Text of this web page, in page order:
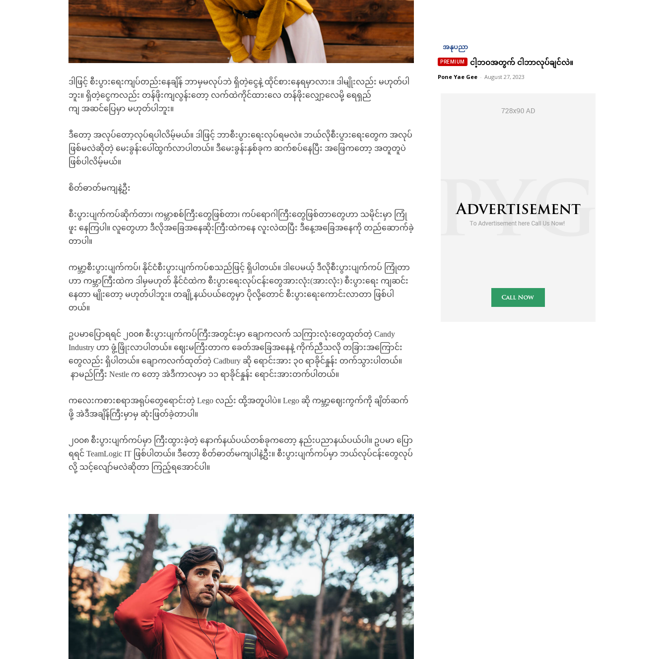
Praesent euismod ac
Ut mollis pellentesque tortor
Nullam eu erat condimentum
Donec quis est ac felis
Orci varius natoque dolor
Etiam est nibh, lobortis sit
Praesent euismod ac
Ut mollis pellentesque tortor
Nullam eu erat condimentum
Donec quis est ac felis
Orci varius natoque dolor
Praesent euismod ac
Ut mollis pellentesque tortor
Nullam eu erat condimentum
Donec quis est ac felis
Orci varius natoque dolor
Etiam est nibh, lobortis sit
Praesent euismod ac
Ut mollis pellentesque tortor
Nullam eu erat condimentum
Donec quis est ac felis
Orci varius natoque dolor
ဒါဖြင့် စီးပွားရေးကျပ်တည်းနေချိန် ဘာမှမလုပ်ဘဲ ရှိတဲ့ငွေနဲ့ ထိုင်စားနေရမှာလား။ ဒါမျိုးလည်း မဟုတ်ပါ
ဘူး။ ရှိတဲ့ငွေကလည်း တန်ဖိုးကျလွန်းတော့ လက်ထဲကိုင်ထားလေ တန်ဖိုးလျှော့လေမို့ ရေရှည်
ကျ အဆင်ပြေမှာ မဟုတ်ပါဘူး။
ဒီတော့ အလုပ်တော့လုပ်ရပါလိမ့်မယ်။ ဒါဖြင့် ဘာစီးပွားရေးလုပ်ရမလဲ။ ဘယ်လိုစီးပွားရေးတွေက အလုပ်
ဖြစ်မလဲဆိုတဲ့ မေးခွန်းပေါ်ထွက်လာပါတယ်။ ဒီမေးခွန်းနှစ်ခုက ဆက်စပ်နေပြီး အဖြေကတော့ အတူတူပဲ
ဖြစ်ပါလိမ့်မယ်။
စိတ်ဓာတ်မကျနဲ့ဦး
စီးပွားပျက်ကပ်ဆိုက်တာ၊ ကမ္ဘာစစ်ကြီးတွေဖြစ်တာ၊ ကပ်ရောဂါကြီးတွေဖြစ်တာတွေဟာ သမိုင်းမှာ ကြုံ
ဖူး နေကြပါ။ လူတွေဟာ ဒီလိုအခြေအနေဆိုးကြီးထဲကနေ လူးလဲထပြီး ဒီနေ့အခြေအနေကို တည်ဆောက်ခဲ့
တာပါ။
ကမ္ဘာ့စီးပွားပျက်ကပ်၊ နိုင်ငံစီးပွားပျက်ကပ်စသည်ဖြင့် ရှိပါတယ်။ ဒါပေမယ့် ဒီလိုစီးပွားပျက်ကပ် ကြုံတာ
ဟာ ကမ္ဘာကြီးထဲက ဒါမှမဟုတ် နိုင်ငံထဲက စီးပွားရေးလုပ်ငန်းတွေအားလုံး(အားလုံး) စီးပွားရေး ကျဆင်း
နေတာ မျိုးတော့ မဟုတ်ပါဘူး။ တချို့နယ်ပယ်တွေမှာ ပိုလို့တောင် စီးပွားရေးကောင်းလာတာ ဖြစ်ပါ
တယ်။
ဥပမာပြောရရင် ၂၀၀၈ စီးပွားပျက်ကပ်ကြီးအတွင်းမှာ ချောကလက် သကြားလုံးတွေထုတ်တဲ့ Candy
Industry ဟာ ဖွံ့ဖြိုးလာပါတယ်။ ဈေးမကြီးတာက ခေတ်အခြေအနေနဲ့ ကိုက်ညီသလို တခြားအကြောင်း
တွေလည်း ရှိပါတယ်။ ချောကလက်ထုတ်တဲ့ Cadbury ဆို ရောင်းအား ၃၀ ရာခိုင်နှုန်း တက်သွားပါတယ်။
နာမည်ကြီး Nestle က တော့ အဲဒီကာလမှာ ၁၁ ရာခိုင်နှုန်း ရောင်းအားတက်ပါတယ်။
ကလေးကစားစရာအရုပ်တွေရောင်းတဲ့ Lego လည်း ထို့အတူပါပဲ။ Lego ဆို ကမ္ဘာ့ဈေးကွက်ကို ချိတ်ဆက်
ဖို့ အဲဒီအချိန်ကြီးမှာမှ ဆုံးဖြတ်ခဲ့တာပါ။
၂၀၀၈ စီးပွားပျက်ကပ်မှာ ကြီးထွားခဲ့တဲ့ နောက်နယ်ပယ်တစ်ခုကတော့ နည်းပညာနယ်ပယ်ပါ။ ဥပမာ ပြော
ရရင် TeamLogic IT ဖြစ်ပါတယ်။ ဒီတော့ စိတ်ဓာတ်မကျပါနဲ့ဦး။ စီးပွားပျက်ကပ်မှာ ဘယ်လုပ်ငန်းတွေလုပ်
လို့ သင့်လျော်မလဲဆိုတာ ကြည့်ရအောင်ပါ။
အနုပညာ
ငါ့ဘဝအတွက် ငါဘာလုပ်ချင်လဲ။
Pone Yae Gee - August 27, 2023